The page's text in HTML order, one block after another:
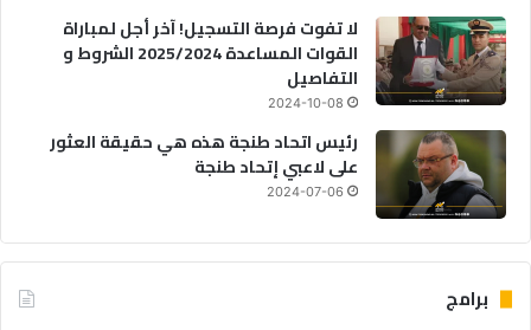
لا تفوت فرصة التسجيل! آخر أجل لمباراة
القوات المساعدة 2025/2024 الشروط و
التفاصيل
2024-10-08
رئيس اتحاد طنجة هذه هي حقيقة العثور
على لاعبي إتحاد طنجة
2024-07-06
برامج